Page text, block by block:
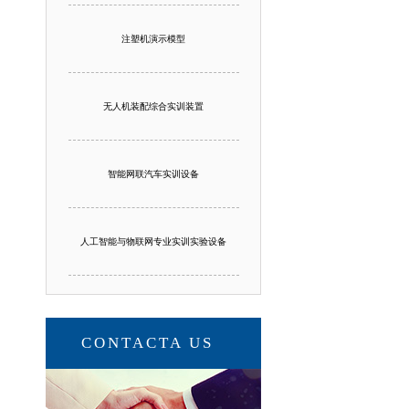
注塑机演示模型
无人机装配综合实训装置
智能网联汽车实训设备
人工智能与物联网专业实训实验设备
CONTACTA US